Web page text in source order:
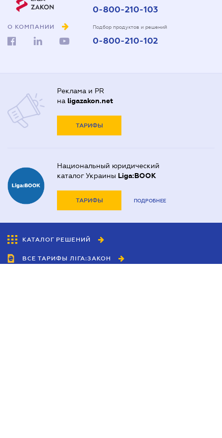
О КОМПАНИИ
0-800-210-103
Подбор продуктов и решений
0-800-210-102
Реклама и PR
на ligazakon.net
ТАРИФЫ
Национальный юридический
каталог Украины Liga:BOOK
ТАРИФЫ ПОДРОБНЕЕ
КАТАЛОГ РЕШЕНИЙ
ВСЕ ТАРИФЫ ЛІГА:ЗАКОН